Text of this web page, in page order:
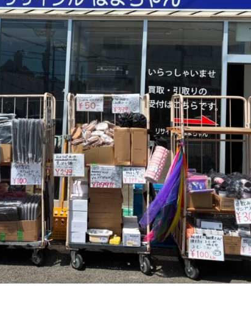
お
ライバシーポリシー お問い合わせ